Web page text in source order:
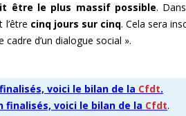
être le plus massif possible.
cinq jours sur cinq. Cela sera
d’un dialogue social ».
voici le bilan de la Cfdt.
finalisés, voici le bilan de la Cfdt.